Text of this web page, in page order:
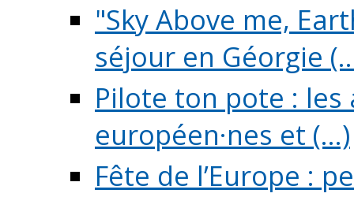
"Sky Above me,
séjour en Géorgie
Pilote ton pote :
européen·nes et (...)
Fête de l’Europe :